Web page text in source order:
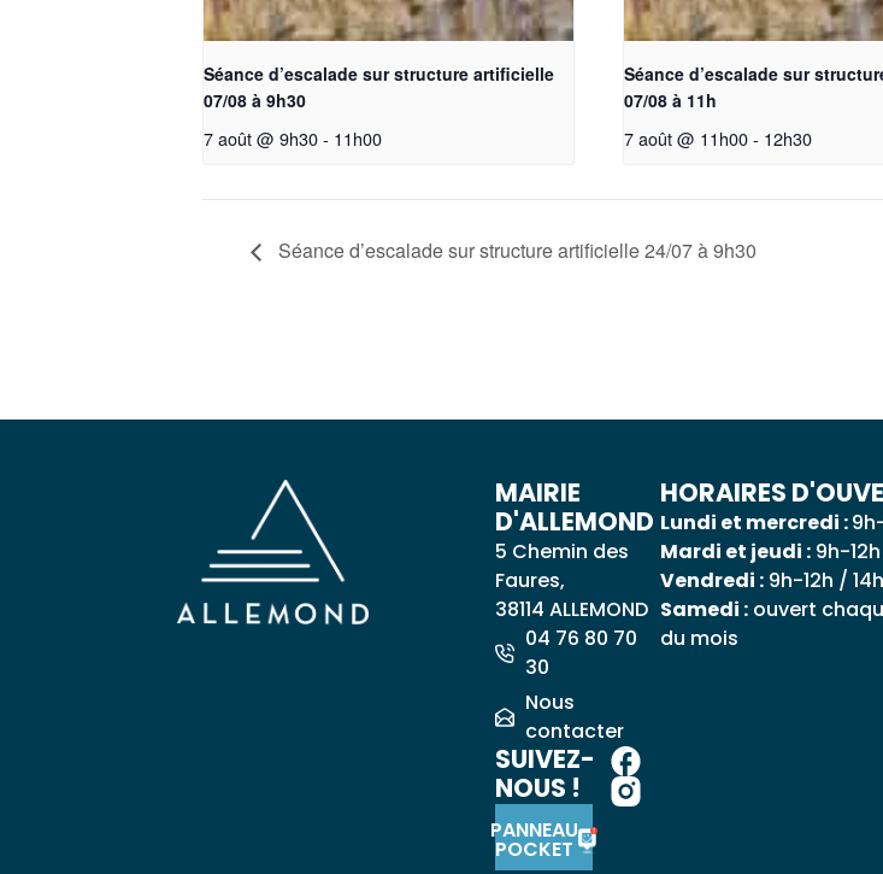
Séance d’escalade sur structure artificielle
07/08 à 9h30
7 août @ 9h30- 11h00
Séance d’escalade sur
07/08 à 11h
7 août @ 11h00 - 12h30
Séance d’escalade sur structure artificielle 24/07 à 9h30
MAIRIE
D'ALLEMOND
5 Chemin des
Faures,
38114 ALLEMOND
04 76 80 70
30
Nous
contacter
SUIVEZ-
NOUS !
PANNEAU
POCKET
HORAIRES
Lundi et mercredi :
Mardi et jeudi :9h-12h
Vendredi :9h-12h /
Samedi :ouvert
du mois